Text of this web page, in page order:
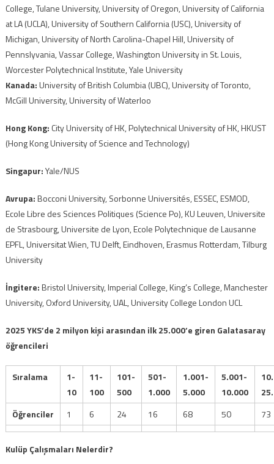
College, Tulane University, University of Oregon, University of California
at LA (UCLA), University of Southern California (USC), University of
Michigan, University of North Carolina-Chapel Hill, University of
Pennslyvania, Vassar College, Washington University in St. Louis,
Worcester Polytechnical Institute, Yale University
Kanada:University of British Columbia (UBC),University of Toronto,
McGill University, University of Waterloo
Hong Kong: City University of HK, Polytechnical University of HK, HKUST
(Hong Kong University of Science and Technology)
Singapur:Yale/NUS
Avrupa:Bocconi University, Sorbonne Universités, ESSEC, ESMOD,
Ecole Libre des Sciences Politiques (Science Po), KU Leuven, Universite
de Strasbourg, Universite de Lyon, Ecole Polytechnique de Lausanne
EPFL, Universitat Wien, TU Delft, Eindhoven, Erasmus Rotterdam, Tilburg
University
İngitere:Bristol University, Imperial College, King’s College, Manchester
University, Oxford University, UAL, University College London UCL
2025 YKS’de 2 milyon kişi arasından ilk 25.000’e giren Galatasaray
öğrencileri
Sıralama
1-
10
11-
100
101-
500
501-
1.000
1.001-
5.000
5.001-
10.000
Öğrenciler
1 6 24 16 68 50 73
Kulüp Çalışmaları Nelerdir?